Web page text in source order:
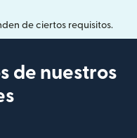
de ciertos requisitos.
de nuestros